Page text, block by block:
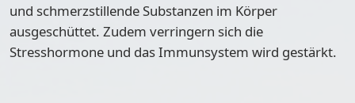
und schmerzstillende Substanzen im Körper
ausgeschüttet. Zudem verringern sich die
Stresshormone und das Immunsystem wird gestärkt.